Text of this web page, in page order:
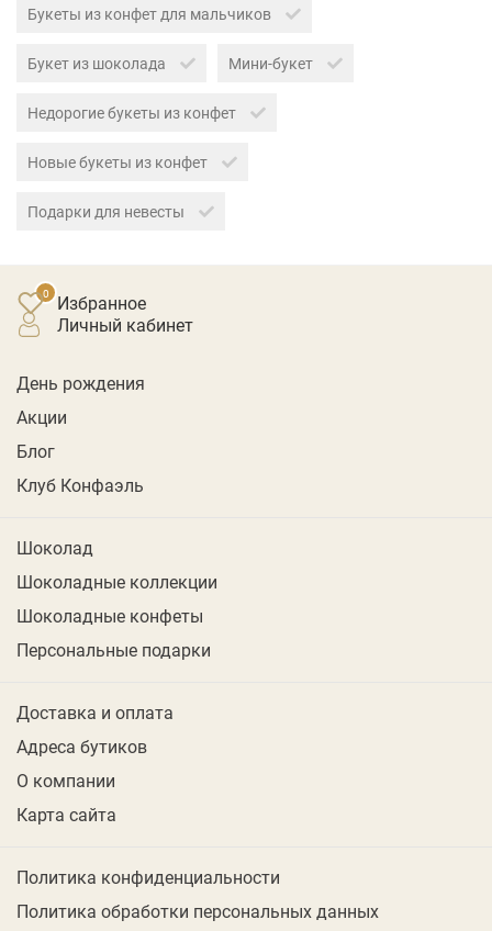
Букеты из конфет для мальчиков
Букет из шоколада Мини-букет
Недорогие букеты из конфет
Новые букеты из конфет
Подарки для невесты
Избранное
личный кабинет
День рождения
Акции
Блог
Клуб Конфаэль
Шоколад
Шоколадные коллекции
Шоколадные конфеты
Персональные подарки
Доставка и оплата
Адреса бутиков
О компании
Карта сайта
Политика конфиденциальности
Политика обработки персональных данных